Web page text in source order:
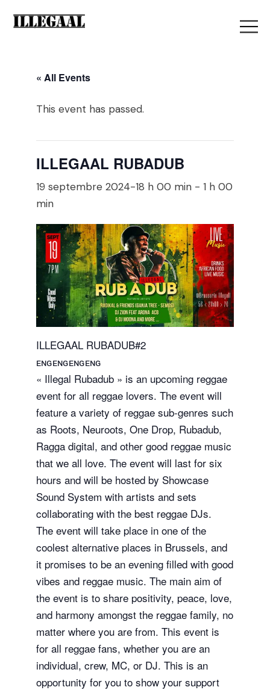
« All Events
This event has passed.
ILLEGAAL RUBADUB
19 septembre 2024-18 h 00 min -1 h 00
min
ILLEGAAL RUBADUB#2
ᴇɴɢᴇɴɢᴇɴɢᴇɴɢ
« Illegal Rubadub » is an upcoming reggae
event for all reggae lovers. The event will
feature a variety of reggae sub-genres such
as Roots, Neuroots, One Drop, Rubadub,
Ragga digital, and other good reggae music
that we all love. The event will last for six
hours and will be hosted by Showcase
Sound System with artists and sets
collaborating with the best reggae DJs.
The event will take place in one of the
coolest alternative places in Brussels, and
it promises to be an evening filled with good
vibes and reggae music. The main aim of
the event is to share positivity, peace, love,
and harmony amongst the reggae family, no
matter where you are from. This event is
for all reggae fans, whether you are an
individual, crew, MC, or DJ. This is an
opportunity for you to show your support